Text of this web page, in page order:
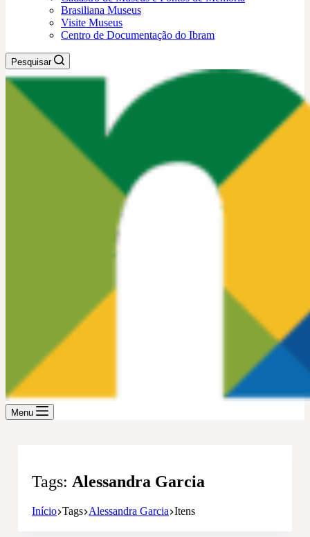
Brasiliana Museus
Visite Museus
Centro de Documentação do Ibram
Pesquisar
Menu
Tags Alessandra Garcia
Início Tags Alessandra Garcia Itens